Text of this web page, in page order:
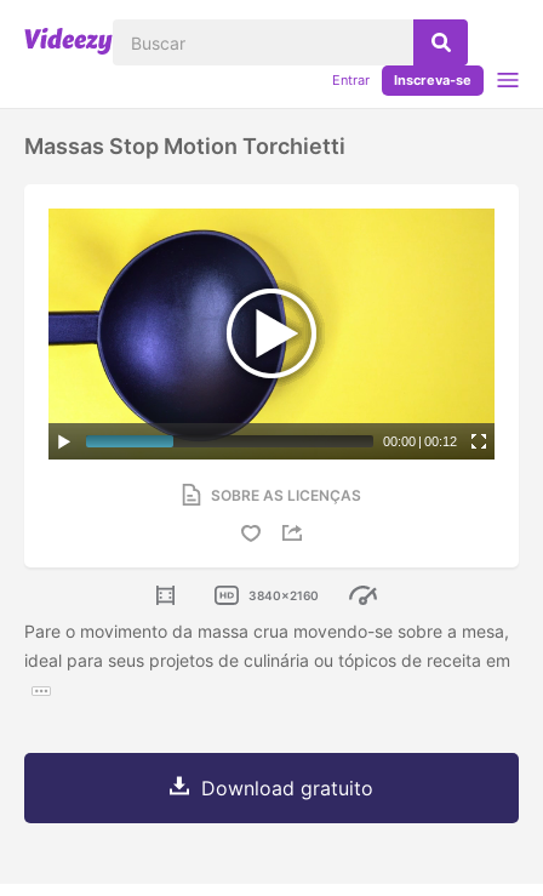
Entrar Inscreva-se
Massas Stop Motion Torchietti
00:00 | 00:12
SOBRE AS LICENÇAS
3840x2160
Pare o movimento da massa crua movendo-se sobre a mesa,
ideal para seus projetos de culinária ou tópicos de receita em
Download gratuito